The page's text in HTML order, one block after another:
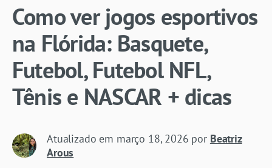
Como ver jogos esportivos
na Flórida: Basquete,
Futebol, Futebol NFL,
Tênis e NASCAR + dicas
Atualizado em março 18, 2026 por Beatriz
Arous